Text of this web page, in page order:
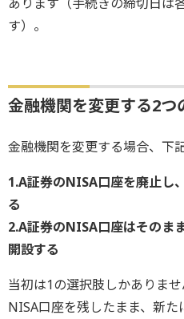
す）。
金融機関を変更する2つ
金融機関を変更する場合、下
1.A証券のNISA口座を廃止し
る
2.A証券のNISA口座はそのま
開設する
当初は1の選択肢しかありま
NISA口座を残したまま、新